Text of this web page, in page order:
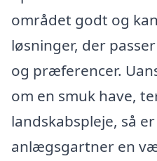
området godt og
løsninger, der
og præferencer.
om en smuk have,
landskabspleje, så
anlægsgartner en